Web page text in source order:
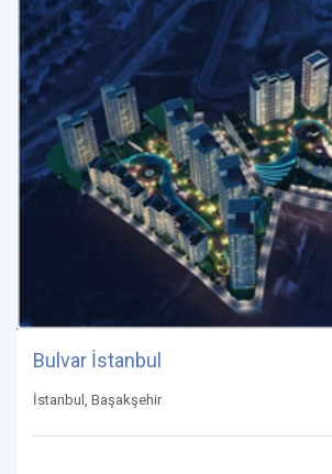
Bulvar İstanbul
İstanbul, Başakşehir